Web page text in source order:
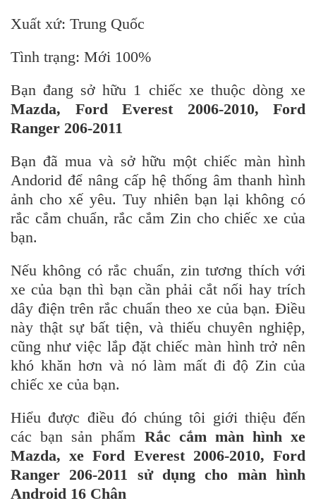
Xuất xứ: Trung Quốc
Tình trạng: Mới 100%
Bạn đang sở hữu 1 chiếc xe thuộc dòng xe
Mazda, Ford Everest 2006-2010, Ford
Ranger 206-2011
Bạn đã mua và sở hữu một chiếc màn hình
Andorid để nâng cấp hệ thống âm thanh hình
ảnh cho xế yêu. Tuy nhiên bạn lại không có
rắc cắm chuẩn, rắc cắm Zin cho chiếc xe của
bạn.
Nếu không có rắc chuẩn, zin tương thích với
xe của bạn thì bạn cần phải cắt nối hay trích
dây điện trên rắc chuẩn theo xe của bạn. Điều
này thật sự bất tiện, và thiếu chuyên nghiệp,
cũng như việc lắp đặt chiếc màn hình trở nên
khó khăn hơn và nó làm mất đi độ Zin của
chiếc xe của bạn.
Hiểu được điều đó chúng tôi giới thiệu đến
các bạn sản phẩm Rắc cắm màn hình xe
Mazda, xe Ford Everest 2006-2010, Ford
Ranger 206-2011 sử dụng cho màn hình
Android 16 Chân